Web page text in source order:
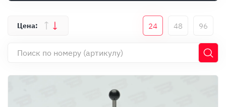
Контакты
24 48 96